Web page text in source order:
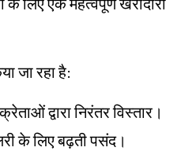
जा रहा है:
द्वारा निरंतर विस्तार।
के लिए बढ़ती पसंद।